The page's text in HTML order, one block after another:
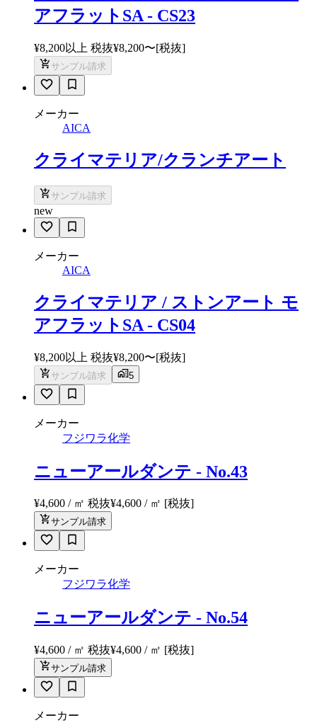
アフラットSA - CS23
¥8,200以上 税抜¥8,200〜[税抜]
サンプル請求
メーカー
AICA
クライマテリア/クランチアート
サンプル請求
new
メーカー
AICA
クライマテリア / ストンアート モ
アフラットSA - CS04
¥8,200以上 税抜¥8,200〜[税抜]
サンプル請求 5
メーカー
フジワラ化学
ニューアールダンテ - No.43
¥4,600 / ㎡ 税抜¥4,600 / ㎡ [税抜]
サンプル請求
メーカー
フジワラ化学
ニューアールダンテ - No.54
¥4,600 / ㎡ 税抜¥4,600 / ㎡ [税抜]
サンプル請求
メーカー